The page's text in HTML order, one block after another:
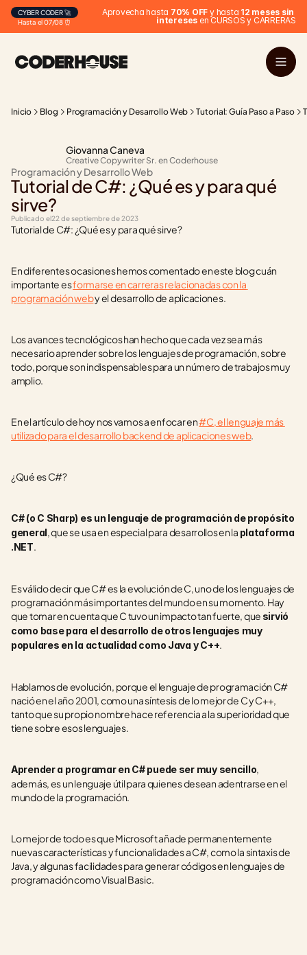
Hasta el 07/08 ⏰
CYBER CODER 🚀 Aprovecha hasta 70% OFF y hasta 12 meses sin
intereses en CURSOS y CARRERAS
Inicio Blog Programación y Desarrollo Web Tutorial: Guía Paso a Paso
Giovanna Caneva
Creative Copywriter Sr. en Coderhouse
Programación y Desarrollo Web
Tutorial de C#: ¿Qué es y para qué
sirve?
Publicado el22 de septiembre de 2023
Tutorial de C#: ¿Qué es y para qué sirve?
En diferentes ocasiones hemos comentado en este blog cuán
importante es formarse en carreras relacionadas con la
programación web y el desarrollo de aplicaciones.
Los avances tecnológicos han hecho que cada vez sea más
necesario aprender sobre los lenguajes de programación, sobre
todo, porque son indispensables para un número de trabajos muy
amplio.
En el artículo de hoy nos vamos a enfocar en #C, el lenguaje más
utilizado para el desarrollo backend de aplicaciones web.
¿Qué es C#?
C# (o C Sharp) es un lenguaje de programación de propósito
general, que se usa en especial para desarrollos en la plataforma
.NET.
Es válido decir que C# es la evolución de C, uno de los lenguajes de
programación más importantes del mundo en su momento. Hay
que tomar en cuenta que C tuvo un impacto tan fuerte, que sirvió
como base para el desarrollo de otros lenguajes muy
populares en la actualidad como Java y C++.
Hablamos de evolución, porque el lenguaje de programación C#
nació en el año 2001, como una síntesis de lo mejor de C y C++,
tanto que su propio nombre hace referencia a la superioridad que
tiene sobre esos lenguajes.
Aprender a programar en C# puede ser muy sencillo,
además, es un lenguaje útil para quienes desean adentrarse en el
mundo de la programación.
Lo mejor de todo es que Microsoft añade permanentemente
nuevas características y funcionalidades a C#, como la sintaxis de
Java, y algunas facilidades para generar códigos en lenguajes de
programación como Visual Basic.